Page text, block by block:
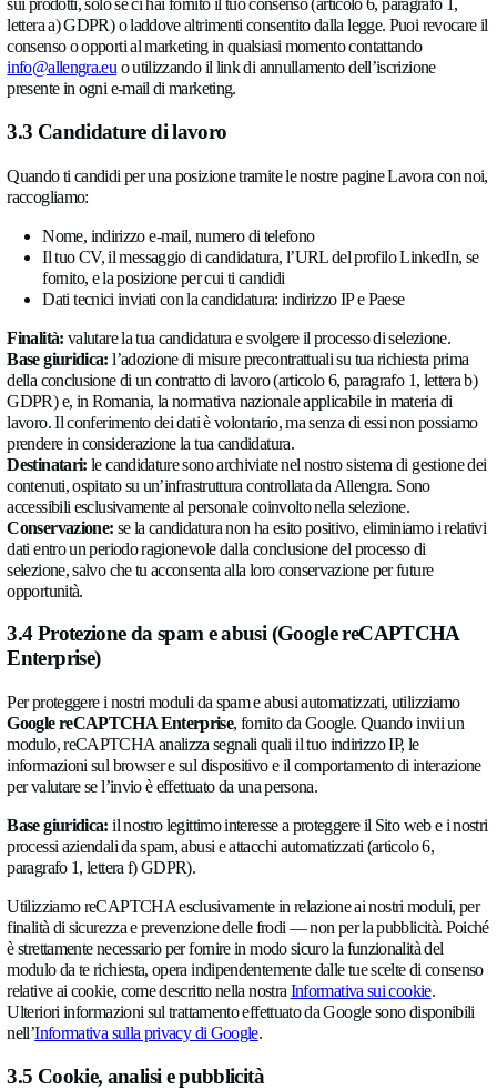
Finalità:rispondere alla tua richiesta, preparare preventivi e
rapporto commerciale con te o con l’azienda che rappresenti.
Base giuridica:quando ci contatti per conto tuo, l’adozione
quando ci contatti in qualità di rappresentante o dipendente di
nostro legittimo interesse a rispondere e gestire le richieste
(articolo 6, paragrafo 1, lettera f) GDPR). Il conferimento di
richiesta.
Destinatari:le richieste sono archiviate e gestite da un
gestione delle relazioni con i clienti (CRM), vedi Sezione 5.
necessario a gestire la tua richiesta e, qualora ne derivi un
commerciale, per la durata di tale rapporto più i periodi di
previsti dalla legge.
Ti inviamo comunicazioni di marketing, come newsletter o
sui prodotti, solo se ci hai fornito il tuo consenso (articolo 6,
lettera a) GDPR) o laddove altrimenti consentito dalla legge.
consenso o opporti al marketing in qualsiasi momento
info@allengra.euo utilizzando il link di annullamento
presente in ogni e-mail di marketing.
3.3 Candidature di lavoro
Quando ti candidi per una posizione tramite le nostre pagine
raccogliamo:
Nome, indirizzo e-mail, numero di telefono
Il tuo CV, il messaggio di candidatura, l’URL del
fornito, e la posizione per cui ti candidi
Dati tecnici inviati con la candidatura: indirizzo IP e
Finalità:
valutare la tua candidatura e svolgere il processo di
Base giuridica:l’adozione di misure precontrattuali su tua
della conclusione di un contratto di lavoro (articolo 6,
GDPR) e, in Romania, la normativa nazionale applicabile in
lavoro. Il conferimento dei dati è volontario, ma senza di essi
prendere in considerazione la tua candidatura.
contenuti, ospitato su un’infrastruttura controllata da Allengra.